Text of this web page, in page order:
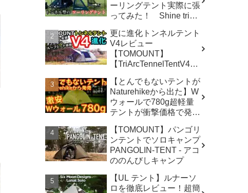
ーリングテント実際に張
ってみた！ Shine trip
な気分
更に進化トンネルテント
V4レビュー
【TOMOUNT】
【TriArcTennelTentV4】
カ】
【とんでもないテントが
Naturehikeから出た】W
ウォールで780g超軽量
テントが衝撃価格で発売
解説の保存版【ULギ
ア】【キャンプ道具】
【アウトドア】#855 -
Hurricane Camp / ハリケ
ーンキャンプ
【TOMOUNT】パンゴリ
ンテントでソロキャンプ
PANGOLIN-TENT - アコ
ののんびしキャンプ
【UL テント】ルナーソ
ロを徹底レビュー！超簡